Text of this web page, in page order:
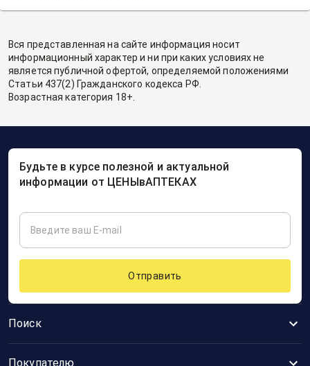
Вся представленная на сайте информация носит
информационный характер и ни при каких условиях не
является публичной офертой, определяемой положениями
Статьи 437(2) Гражданского кодекса РФ.
Возрастная категория 18+.
Поиск
Покупателю
Будьте в курсе полезной и актуальной
информации от ЦЕНЫвАПТЕКАХ
Отправить